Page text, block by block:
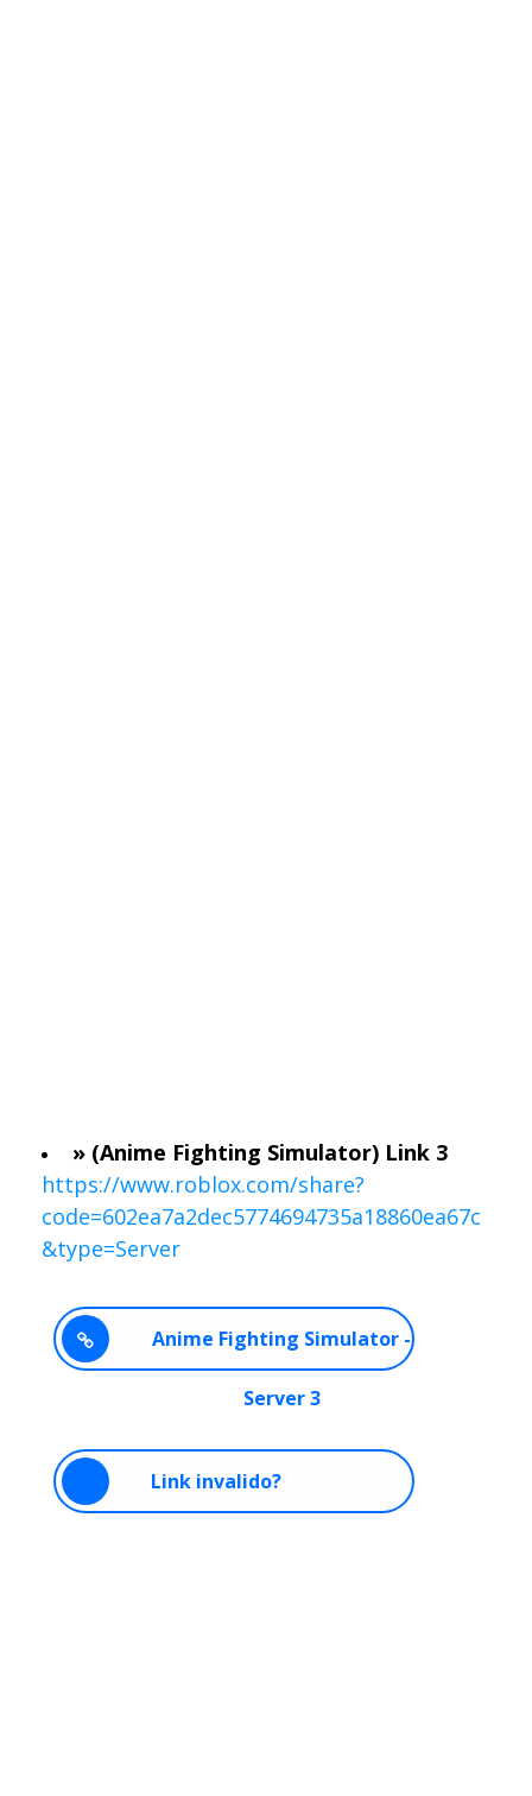
» (Anime Fighting Simulator) Link 3
https://www.roblox.com/share?
code=602ea7a2dec5774694735a18860ea67c
&type=Server
Anime Fighting Simulator -
Server 3
Link invalido?